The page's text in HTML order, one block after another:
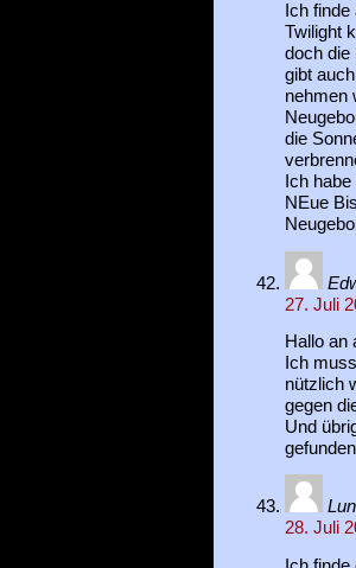
Ich
Twilight
doch die
gibt
nehmen
die
Ich
NEue
27. Juli
Hallo an
Ich
nützlich
gegen
Und
28. Juli